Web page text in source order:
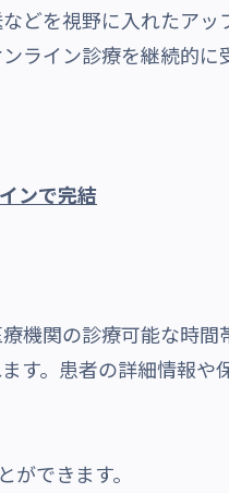
どを視野に入れたア
ライン診療を継続的
ンで完結
機関の診療可能な時
す。患者の詳細情報
できます。